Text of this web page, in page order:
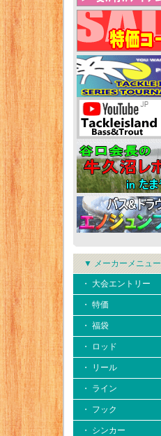
▼ メーカーメニュー
・ 大会エントリー
・ 特価
・ 福袋
・ ロッド
・ リール
・ ライン
・ フック
・ シンカー